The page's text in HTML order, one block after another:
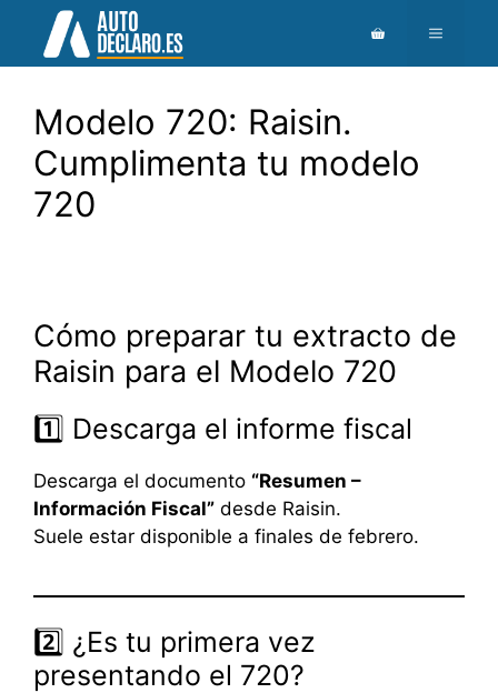
contenido
Menú
Modelo 720: Raisin.
Cumplimenta tu modelo
720
Cómo preparar tu extracto de
Raisin para el Modelo 720
1️⃣ Descarga el informe fiscal
Descarga el documento “Resumen –
Información Fiscal” desde Raisin.
Suele estar disponible a finales de febrero.
2️⃣ ¿Es tu primera vez
presentando el 720?